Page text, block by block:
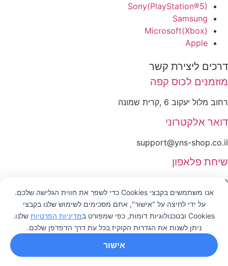
Sony(PlayStation®5)
Samsung
Microsoft(Xbox)
Apple
דרכים ליצירת קשר
מוזמנים לכוס קפה
רחוב מלול יעקוב 6 ,קרית שמונה
דואר אלקטרוני
support@yns-shop.co.il
שיחת פלאפון
050-842-1789
רשימת תפוצה
בואו לשמוע על המבצעים שלנו לפני כולם ולקבל
מבצעים בלעדיים למייל
0
אנו משתמשים בקבצי Cookies כדי לשפר את חווית הגלישה שלכם.
על ידי לחיצה על "אישור", אתם מסכימים לשימוש שלנו בקבצי
Cookies ובטכנולוגיות דומות, כפי שמפורט ב
מדיניות הפרטיות שלנו.
ניתן לשנות את הגדרות הקוקיז בכל עת דרך הדפדפן שלכם.
אישור